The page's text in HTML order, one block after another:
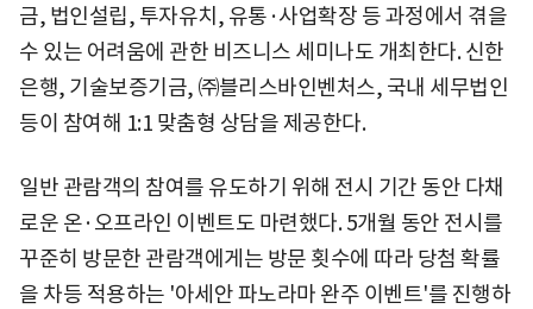
금, 법인설립, 투자유치, 유통·사업확장 등 과정에서 겪을
수 있는 어려움에 관한 비즈니스 세미나도 개최한다. 신한
은행, 기술보증기금, ㈜블리스바인벤처스, 국내 세무법인
등이 참여해 1:1 맞춤형 상담을 제공한다.
일반 관람객의 참여를 유도하기 위해 전시 기간 동안 다채
로운 온·오프라인 이벤트도 마련했다. 5개월 동안 전시를
꾸준히 방문한 관람객에게는 방문 횟수에 따라 당첨 확률
을 차등 적용하는 '아세안 파노라마 완주 이벤트'를 진행하